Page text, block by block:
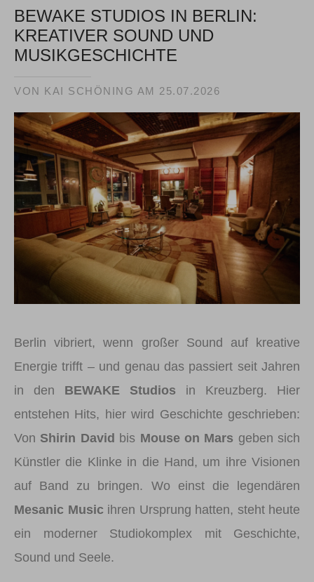
BEWAKE STUDIOS IN BERLIN:
KREATIVER SOUND UND
MUSIKGESCHICHTE
VON KAI SCHÖNING AM 25.07.2026
Berlin vibriert, wenn großer Sound auf kreative
Energie trifft – und genau das passiert seit Jahren
in den BEWAKE Studios in Kreuzberg. Hier
entstehen Hits, hier wird Geschichte geschrieben:
Von Shirin David bis Mouse on Mars geben sich
Künstler die Klinke in die Hand, um ihre Visionen
auf Band zu bringen. Wo einst die legendären
Mesanic Musicihren Ursprung hatten, steht heute
ein moderner Studiokomplex mit Geschichte,
Sound und Seele.